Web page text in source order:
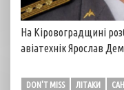
На Кіровоградщині
авіатехнік Ярослав
DON'T MISS ЛІТАКИ